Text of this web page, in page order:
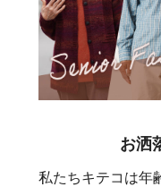
お洒
私たちキテコは年